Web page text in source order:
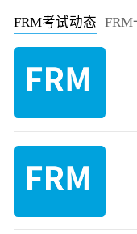
FRM考试动态 FRM